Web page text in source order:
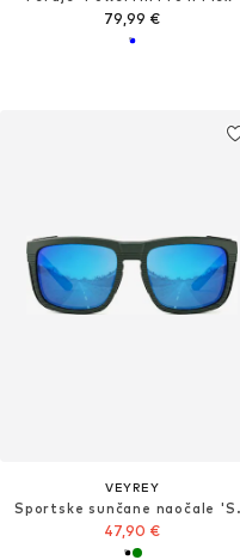
79,99 €
VEYREY
Sportske
47,90 €